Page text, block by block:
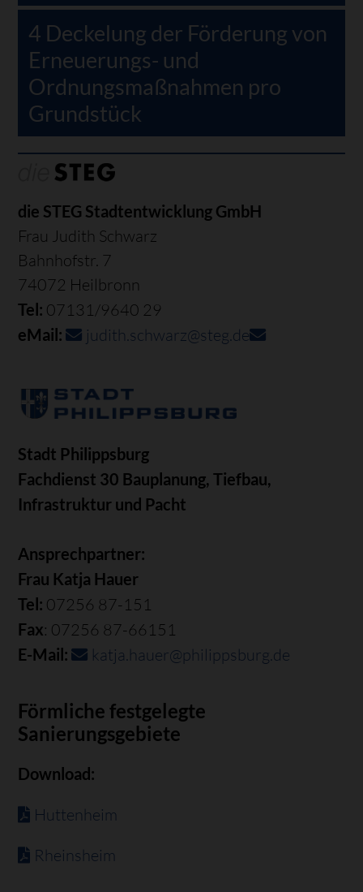
die STEG Stadtentwicklung GmbH
Frau Judith Schwarz
Bahnhofstr. 7
74072 Heilbronn
Tel: 07131/9640 29
eMail: judith.schwarz@steg.de
Stadt Philippsburg
Fachdienst 30 Bauplanung, Tiefbau,
Infrastruktur und Pacht
Ansprechpartner:
Frau Katja Hauer
Tel: 07256 87-151
Fax: 07256 87-66151
E-Mail: katja.hauer@philippsburg.de
Förmliche festgelegte
Sanierungsgebiete
Download:
Huttenheim
Rheinsheim
4 Deckelung der Förderung von
Erneuerungs- und
Ordnungsmaßnahmen pro
Grundstück